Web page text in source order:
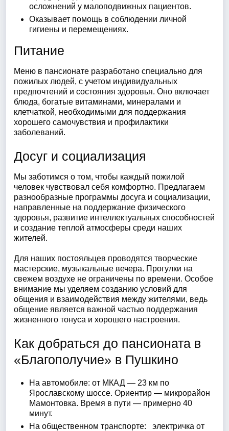
осложнений у малоподвижных пациентов.
Оказывает помощь в соблюдении личной
гигиены и перемещениях.
Питание
Меню в пансионате разработано специально для
пожилых людей, с учетом индивидуальных
предпочтений и состояния здоровья. Оно включает
блюда, богатые витаминами, минералами и
клетчаткой, необходимыми для поддержания
хорошего самочувствия и профилактики
заболеваний.
Досуг и социализация
Мы заботимся о том, чтобы каждый пожилой
человек чувствовал себя комфортно. Предлагаем
разнообразные программы досуга и социализации,
направленные на поддержание физического
здоровья, развитие интеллектуальных способностей
и создание теплой атмосферы среди наших
жителей.
Для наших постояльцев проводятся творческие
мастерские, музыкальные вечера. Прогулки на
свежем воздухе не ограничены по времени. Особое
внимание мы уделяем созданию условий для
общения и взаимодействия между жителями, ведь
общение является важной частью поддержания
жизненного тонуса и хорошего настроения.
Как добраться до пансионата в
«Благополучие» в Пушкино
На автомобиле: от МКАД — 23 км по
Ярославскому шоссе. Ориентир — микрорайон
Мамонтовка. Время в пути — примерно 40
минут.
На общественном транспорте: электричка от